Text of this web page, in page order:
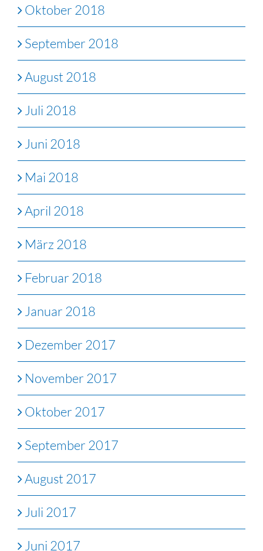
Oktober 2018
September 2018
August 2018
Juli 2018
Juni 2018
Mai 2018
April 2018
März 2018
Februar 2018
Januar 2018
Dezember 2017
November 2017
Oktober 2017
September 2017
August 2017
Juli 2017
Juni 2017